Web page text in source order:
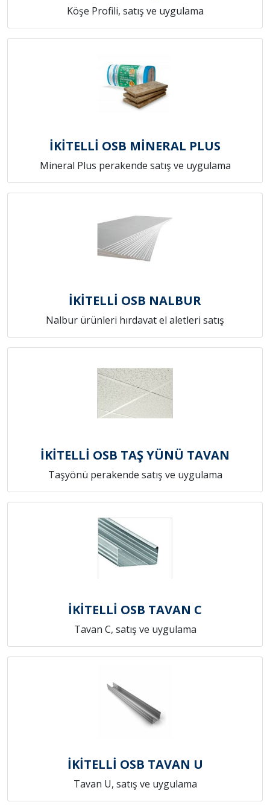
Köşe Profili, satış ve uygulama
İKİTELLİ OSB MİNERAL PLUS
Mineral Plus perakende satış ve uygulama
İKİTELLİ OSB NALBUR
Nalbur ürünleri hırdavat el aletleri satış
İKİTELLİ OSB TAŞ YÜNÜ TAVAN
Taşyönü perakende satış ve uygulama
İKİTELLİ OSB TAVAN C
Tavan C, satış ve uygulama
İKİTELLİ OSB TAVAN U
Tavan U, satış ve uygulama